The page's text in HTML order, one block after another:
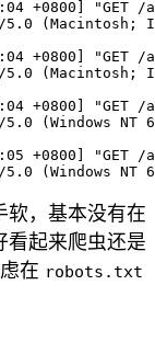
+0800] "GET
(Macintosh;
+0800] "GET
(Macintosh;
+0800] "GET
(Windows NT
+0800] "GET /
软，基本没有在
看起来爬虫还是
在 robots.txt